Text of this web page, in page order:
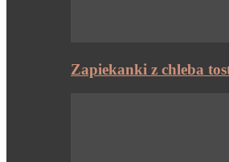
Zapiekanki z chleba